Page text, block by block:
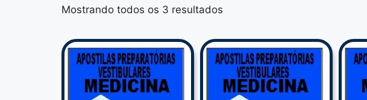
Mostrando todos os 3 resultados